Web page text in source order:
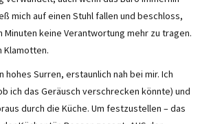
mich auf einen Stuhl fallen und beschloss,
Minuten keine Verantwortung mehr zu tragen.
Klamotten.
hohes Surren, erstaunlich nah bei mir. Ich
ich das Geräusch verschrecken könnte) und
durch die Küche. Um festzustellen – das